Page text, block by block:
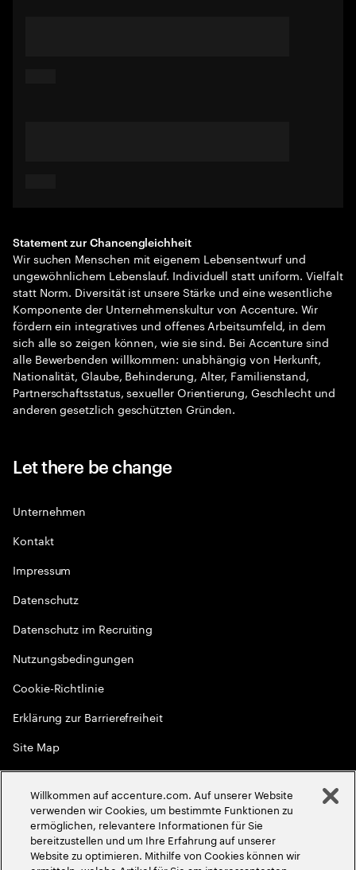
Statement zur Chancengleichheit
Wir suchen Menschen mit eigenem Lebensentwurf und
ungewöhnlichem Lebenslauf. Individuell statt uniform. Vielfalt
statt Norm. Diversität ist unsere Stärke und eine wesentliche
Komponente der Unternehmenskultur von Accenture. Wir
fördern ein integratives und offenes Arbeitsumfeld, in dem
sich alle so zeigen können, wie sie sind. Bei Accenture sind
alle Bewerbenden willkommen: unabhängig von Herkunft,
Nationalität, Glaube, Behinderung, Alter, Familienstand,
Partnerschaftsstatus, sexueller Orientierung, Geschlecht und
anderen gesetzlich geschützten Gründen.
Let there be change
Unternehmen
Kontakt
Impressum
Datenschutz
Datenschutz im Recruiting
Nutzungsbedingungen
Cookie-Richtlinie
Erklärung zur Barrierefreiheit
Site Map
Globale Meritokratie
2026Accenture. Alle Rechte vorbehalten
Willkommen auf accenture.com. Auf unserer Website
verwenden wir Cookies, um bestimmte Funktionen zu
ermöglichen, relevantere Informationen für Sie
bereitzustellen und um Ihre Erfahrung auf unserer
Website zu optimieren. Mithilfe von Cookies können wir